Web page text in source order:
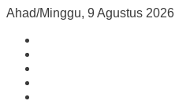
Ahad/Minggu, 9 Agustus 2026